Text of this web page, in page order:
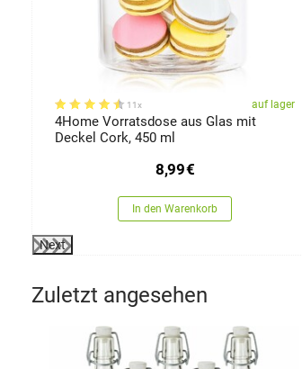
11x auf lager
4Home Vorratsdose aus Glas mit
Deckel Cork, 450 ml
8,99€
In den Warenkorb
Next
Zuletzt angesehen